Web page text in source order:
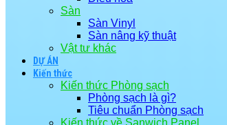
Sàn
Sàn Vinyl
Sàn nâng kỹ thuật
Vật tư khác
DỰ ÁN
Kiến thức
Kiến thức Phòng sạch
Phòng sạch là gì?
Tiêu chuẩn Phòng sạch
Kiến thức về Sanwich Panel